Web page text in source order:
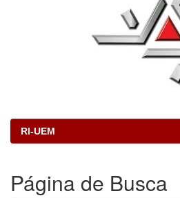
RI-UEM
Página de Busca